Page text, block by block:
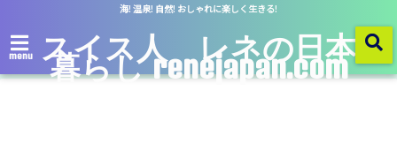
海! 温泉! 自然! おしゃれに楽しく生きる!
menu スイス人 レネの日本
暮らし renejapan.com